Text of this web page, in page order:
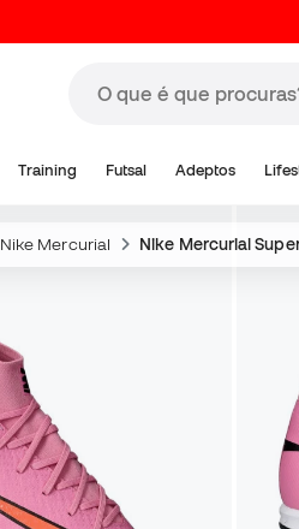
Training Futsal Adeptos
Nike Mercurial Nike Mercurial